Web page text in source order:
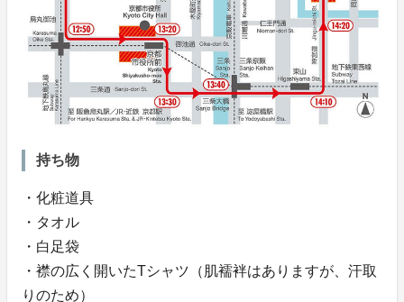
持ち物
・化粧道具
・タオル
・白足袋
・襟の広く開いたTシャツ（肌襦袢はありますが、汗取
りのため）